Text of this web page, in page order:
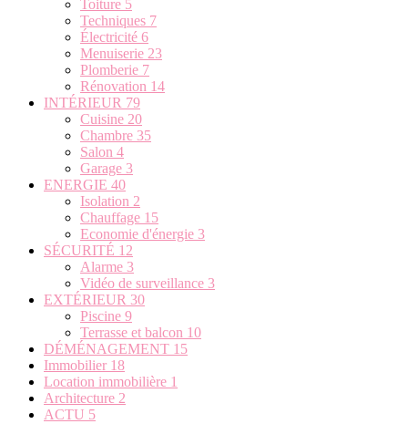
Toiture 5
Techniques 7
Électricité 6
Menuiserie 23
Plomberie 7
Rénovation 14
INTÉRIEUR 79
Cuisine 20
Chambre 35
Salon 4
Garage 3
ENERGIE 40
Isolation 2
Chauffage 15
Economie d'énergie 3
SÉCURITÉ 12
Alarme 3
Vidéo de surveillance 3
EXTÉRIEUR 30
Piscine 9
Terrasse et balcon 10
DÉMÉNAGEMENT 15
Immobilier 18
Location immobilière 1
Architecture 2
ACTU 5